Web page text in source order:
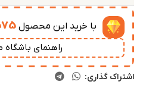
با خرید این محصول
راهنمای باشگاه
اشتراک گذاری: